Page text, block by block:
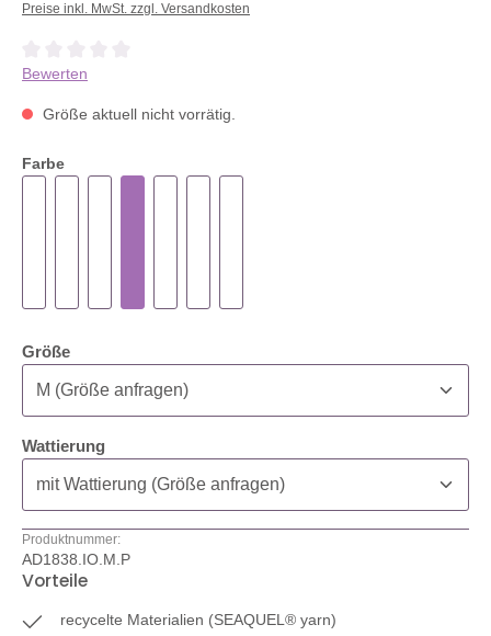
Preise inkl. MwSt. zzgl. Versandkosten
Durchschnittliche Bewertung von 0 von 5 Sternen
Bewerten
Größe aktuell nicht vorrätig.
Farbe
Größeauswählen
Wattierungauswählen
Produktnummer:
AD1838.IO.M.P
Vorteile
recycelte Materialien (SEAQUEL® yarn)